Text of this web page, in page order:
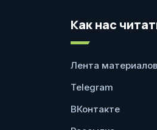
Как нас
Лента материалов
Telegram
ВКонтакте